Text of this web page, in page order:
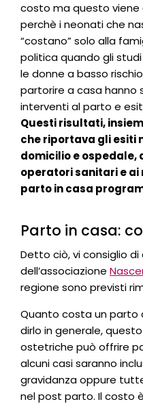
costo ma questo
perchè i neonati che
“costano” solo alla
politica quando gli
le donne a basso
partorire a casa
interventi al parto e
Questi risultati,
che riportava gli esiti
domicilio e ospedale,
operatori sanitari e
parto in casa
Parto in casa:
Detto ciò, vi consiglio
dell’associazione
regione sono previsti
Quanto costa un parto
dirlo in generale,
ostetriche può offrire
alcuni casi saranno
gravidanza oppure
nel post parto. Il costo